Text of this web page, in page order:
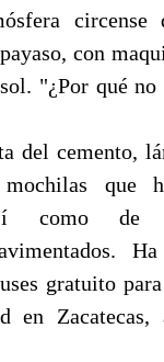
circense
con
"¿Por qué no
del cemento,
que
como de
gratuito
en